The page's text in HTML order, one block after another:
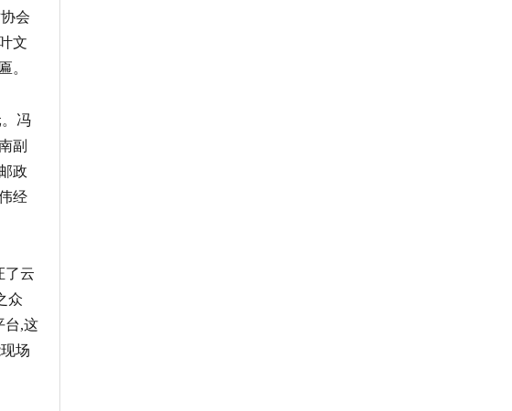
会
文
。
冯
副
政
经
了云
众
台,这
场